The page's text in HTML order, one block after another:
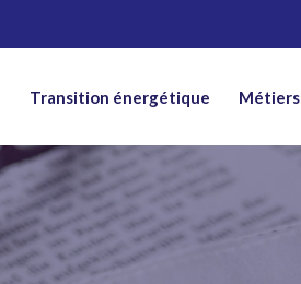
Transition énergétique Métiers